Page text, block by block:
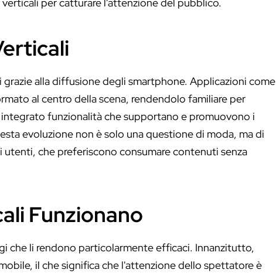
per catturare l'attenzione del pubblico.
alla diffusione degli smartphone. Applicazioni come
al centro della scena, rendendolo familiare per
funzionalità che supportano e promuovono i
evoluzione non è solo una questione di moda, ma di
che preferiscono consumare contenuti senza
Funzionano
che li rendono particolarmente efficaci. Innanzitutto,
il che significa che l'attenzione dello spettatore è